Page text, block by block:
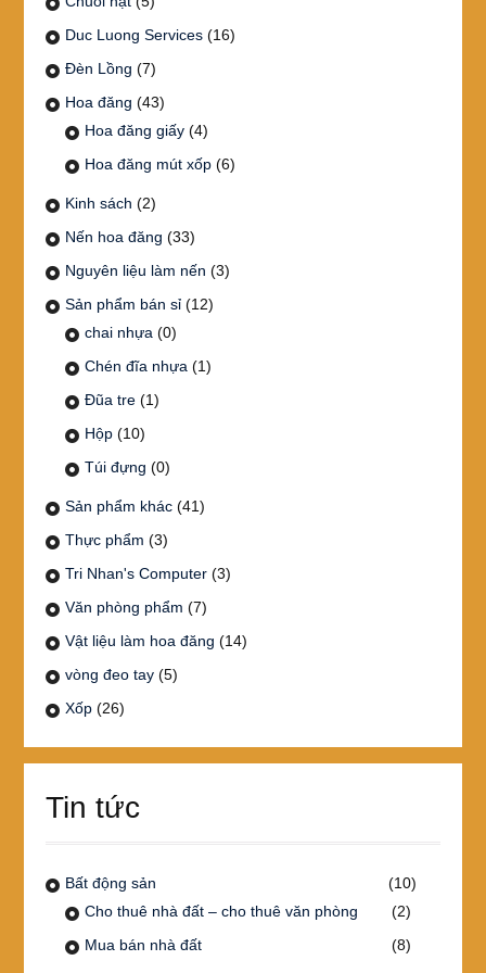
Duc Luong Services (16)
Đèn Lồng (7)
Hoa đăng (43)
Hoa đăng giấy (4)
Hoa đăng mút xốp (6)
Kinh sách (2)
Nến hoa đăng (33)
Nguyên liệu làm nến (3)
Sản phẩm bán sỉ (12)
chai nhựa (0)
Chén đĩa nhựa (1)
Đũa tre (1)
Hộp (10)
Túi đựng (0)
Sản phẩm khác (41)
Thực phẩm (3)
Tri Nhan's Computer (3)
Văn phòng phẩm (7)
Vật liệu làm hoa đăng (14)
vòng đeo tay (5)
Xốp (26)
Tin tức
Bất động sản
(10)
Cho thuê nhà đất – cho thuê văn phòng
(2)
Mua bán nhà đất
(8)